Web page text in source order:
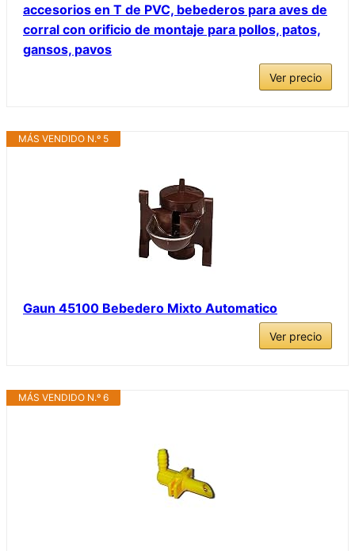
accesorios en T de PVC, bebederos para aves de
corral con orificio de montaje para pollos, patos,
gansos, pavos
Ver precio
MÁS VENDIDO N.º 5
Gaun 45100 Bebedero Mixto Automatico
Ver precio
MÁS VENDIDO N.º 6